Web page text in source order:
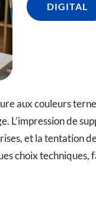
DIGITAL
aux couleurs
L’impression de
et la tentation
choix techniques,